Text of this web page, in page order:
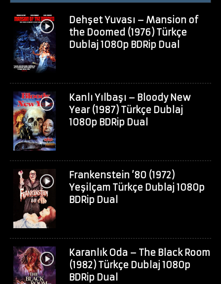
Dehşet Yuvası – Mansion of
the Doomed (1976) Türkçe
Dublaj 1080p BDRip Dual
Kanlı Yılbaşı – Bloody New
Year (1987) Türkçe Dublaj
1080p BDRip Dual
Frankenstein ’80 (1972)
Yeşilçam Türkçe Dublaj 1080p
BDRip Dual
Karanlık Oda – The Black Room
(1982) Türkçe Dublaj 1080p
BDRip Dual